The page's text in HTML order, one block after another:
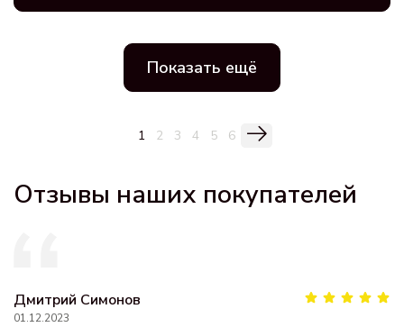
Показать ещё
1 2 3 4 5 6
Отзывы наших покупателей
Дмитрий Симонов
01.12.2023